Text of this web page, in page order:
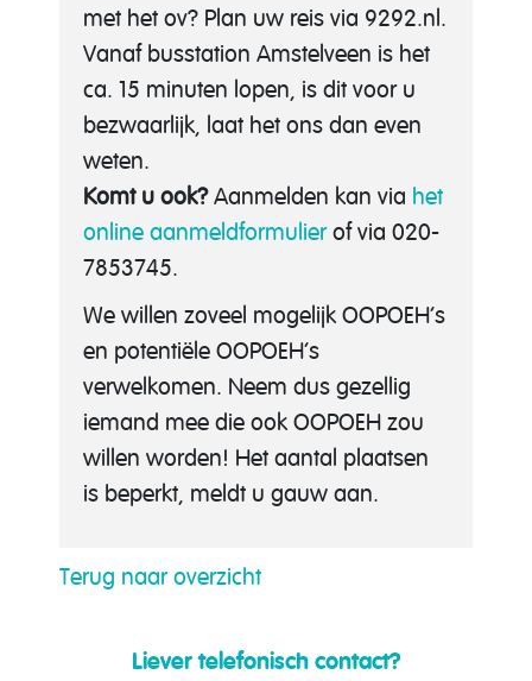
met het ov? Plan uw reis via 9292.nl.
Vanaf busstation Amstelveen is het
ca. 15 minuten lopen, is dit voor u
bezwaarlijk, laat het ons dan even
weten.
Komt u ook?Aanmelden kan via het
online aanmeldformulierof via 020-
7853745.
We willen zoveel mogelijk OOPOEH’s
en potentiële OOPOEH’s
verwelkomen. Neem dus gezellig
iemand mee die ook OOPOEH zou
willen worden! Het aantal plaatsen
is beperkt, meldt u gauw aan.
Terug naar overzicht
Liever telefonisch contact?